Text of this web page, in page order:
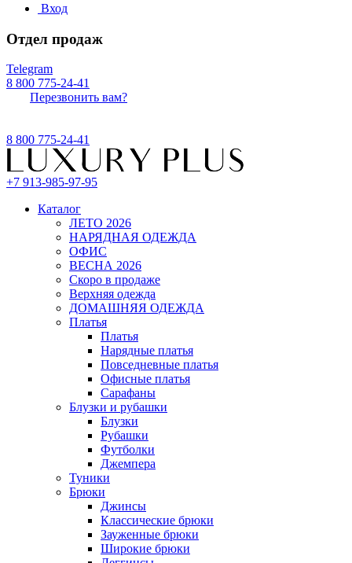
Вход
Отдел продаж
Telegram
8 800 775-24-41
Перезвонить вам?
8 800 775-24-41
+7 913-985-97-95
Каталог
ЛЕТО 2026
НАРЯДНАЯ ОДЕЖДА
ОФИС
ВЕСНА 2026
Скоро в продаже
Верхняя одежда
ДОМАШНЯЯ ОДЕЖДА
Платья
Платья
Нарядные платья
Повседневные платья
Офисные платья
Сарафаны
Блузки и рубашки
Блузки
Рубашки
Футболки
Джемпера
Туники
Брюки
Джинсы
Классические брюки
Зауженные брюки
Широкие брюки